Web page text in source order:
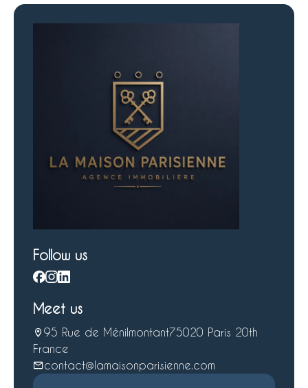
Follow us
Meet us
95 Rue de Ménilmontant75020 Paris 20th
France
contact@lamaisonparisienne.com